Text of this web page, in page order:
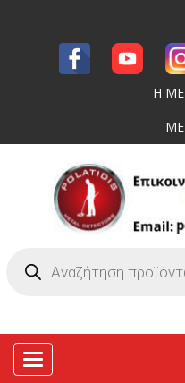
Η ΜΕΓΑΛΥΤΕΡΗ
Toggle
navigation